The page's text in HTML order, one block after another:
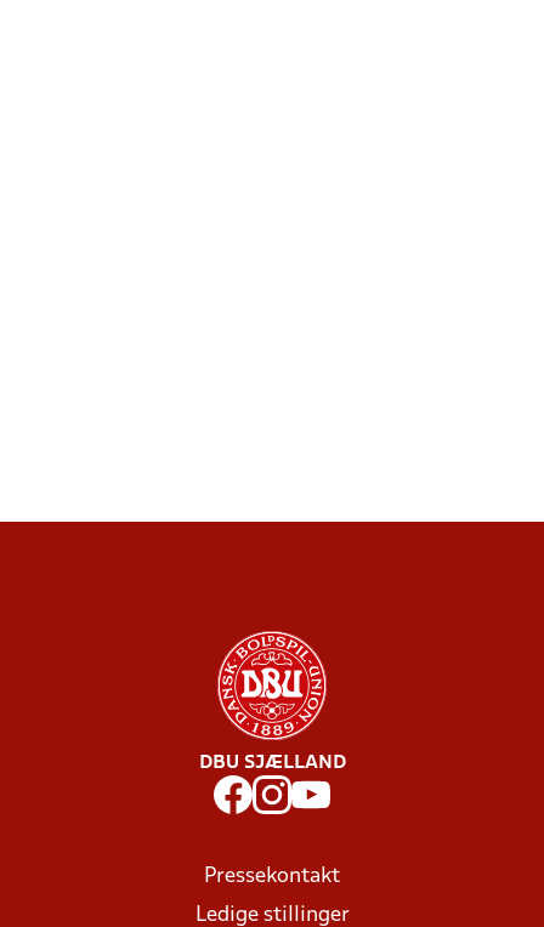
DBU SJÆLLAND
Pressekontakt
Ledige stillinger